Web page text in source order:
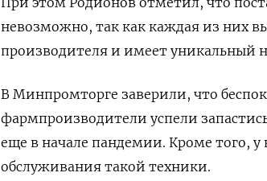
невозможно, так как каждая из них
производителя и имеет уникальный
В Минпромторге заверили, что
фармпроизводители успели
еще в начале пандемии. Кроме того,
обслуживания такой техники.